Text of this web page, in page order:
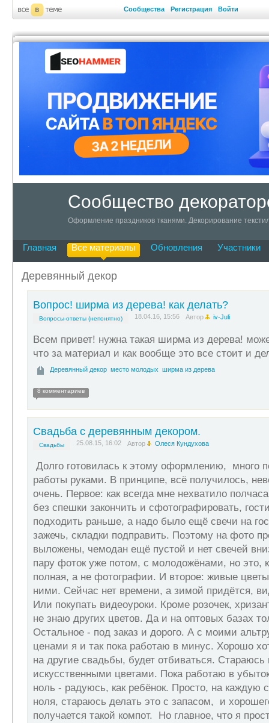
Сообщества Регистрация Войти
Сообщество
Оформление праздников тканями. Декорирование
Главная Все материалы Обновления Участники
Деревянный декор
Вопрос! ширма из дерева! как делать?
Вопросы-ответы (непонятно) 18.04.16, 15:56 Автор iv-Juli
Всем привет! нужна такая ширма из дерева!
что за материал и как вообще это все стоит и
Деревянный декор место молодых ширма из дерева
8 комментариев
Свадьба с деревянным декором.
Свадьбы 25.08.15, 16:02 Автор Олеся Кундухова
Долго готовилась к этому оформлению, много
работы руками. В принципе, всё получилось,
очень. Первое: как всегда мне нехватило
без спешки закончить и сфотографировать,
подходить раньше, а надо было ещё свечи на
зажечь, складки подправить. Поэтому на фото
выложены, чемодан ещё пустой и нет свечей
пару фоток уже потом, с молодожёнами, но это,
полная, а не фотографии. И второе: живые
ними. Сейчас нет времени, а зимой придётся,
Или покупать видеоуроки. Кроме розочек,
не знаю других цветов. Да и на оптовых базах
Остальное - под заказ и дорого. А с моими
ценами я и так пока работаю в минус. Хорошо
на другие свадьбы, будет отбиваться. Стараюсь
искусственными цветами. Пока работаю в
ноль - радуюсь, как ребёнок. Просто, на каждую
ноля, стараюсь делать это с запасом, и
получается такой компот. Но главное, что я